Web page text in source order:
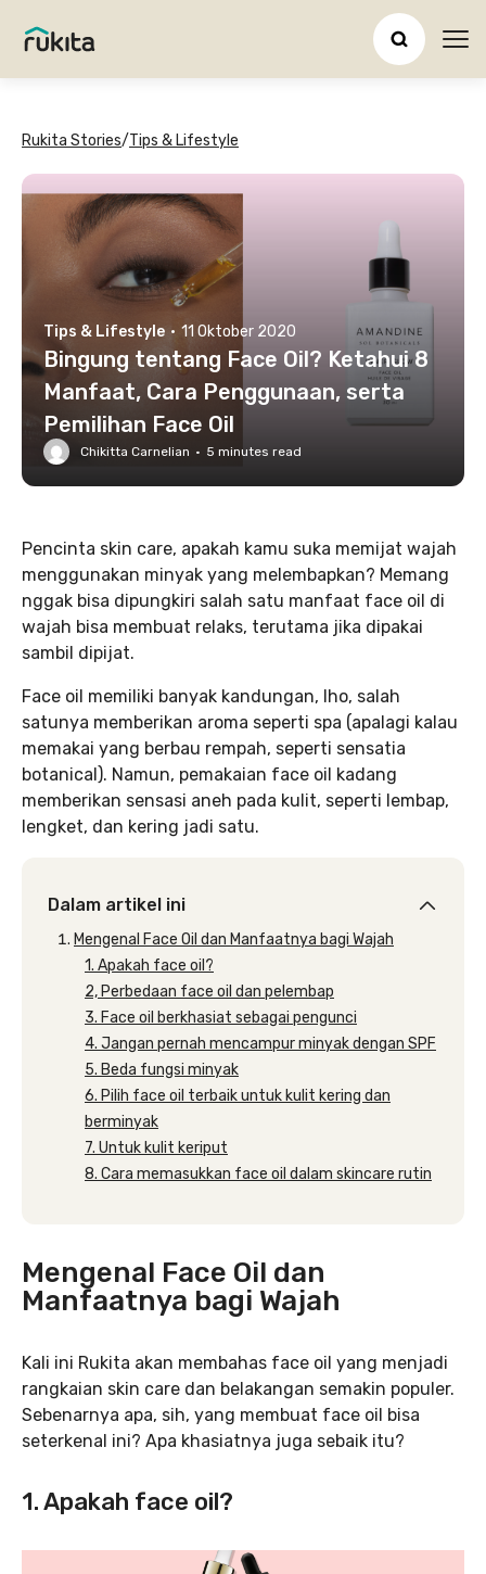
Rukita Stories/Tips & Lifestyle
Tips & Lifestyle · 11 Oktober 2020
Bingung tentang Face Oil? Ketahui 8
Manfaat, Cara Penggunaan, serta
Pemilihan Face Oil
Chikitta Carnelian · 5 minutes read
Pencinta skin care, apakah kamu suka memijat wajah
menggunakan minyak yang melembapkan? Memang
nggak bisa dipungkiri salah satu manfaat face oil di
wajah bisa membuat relaks, terutama jika dipakai
sambil dipijat.
Face oil memiliki banyak kandungan, lho, salah
satunya memberikan aroma seperti spa (apalagi kalau
memakai yang berbau rempah, seperti sensatia
botanical). Namun, pemakaian face oil kadang
memberikan sensasi aneh pada kulit, seperti lembap,
lengket, dan kering jadi satu.
Dalam artikel ini
Mengenal Face Oil dan Manfaatnya bagi Wajah
1. Apakah face oil?
2, Perbedaan face oil dan pelembap
3. Face oil berkhasiat sebagai pengunci
4. Jangan pernah mencampur minyak dengan SPF
5. Beda fungsi minyak
6. Pilih face oil terbaik untuk kulit kering dan
berminyak
7. Untuk kulit keriput
8. Cara memasukkan face oil dalam skincare rutin
Mengenal Face Oil dan
Manfaatnya bagi Wajah
Kali ini Rukita akan membahas face oil yang menjadi
rangkaian skin care dan belakangan semakin populer.
Sebenarnya apa, sih, yang membuat face oil bisa
seterkenal ini? Apa khasiatnya juga sebaik itu?
1. Apakah face oil?